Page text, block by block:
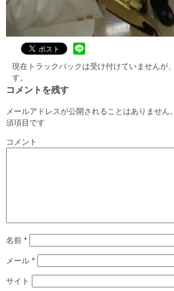
現在トラックバックは受け付けていませんが、
す。
コメントを残す
メールアドレスが公開されることはありません。
須項目です
コメント
名前 *
メール *
サイト